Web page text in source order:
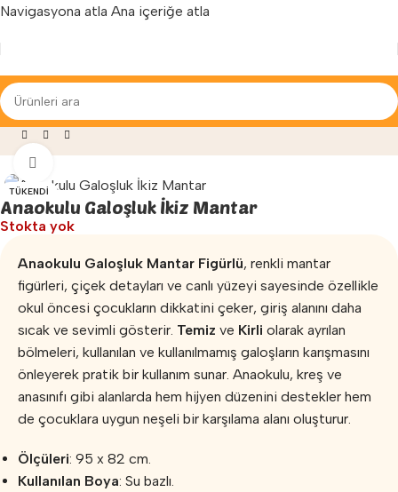
Navigasyona atla Ana içeriğe atla
» Anaokulu Galoşluk
TÜKENDI
Anaokulu Galoşluk İkiz Mantar
Stokta yok
Anaokulu Galoşluk Mantar Figürlü, renkli mantar
figürleri, çiçek detayları ve canlı yüzeyi sayesinde özellikle
okul öncesi çocukların dikkatini çeker, giriş alanını daha
sıcak ve sevimli gösterir. Temiz ve Kirli olarak ayrılan
bölmeleri, kullanılan ve kullanılmamış galoşların karışmasını
önleyerek pratik bir kullanım sunar. Anaokulu, kreş ve
anasınıfı gibi alanlarda hem hijyen düzenini destekler hem
de çocuklara uygun neşeli bir karşılama alanı oluşturur.
Ölçüleri: 95 x 82 cm.
Kullanılan Boya: Su bazlı.